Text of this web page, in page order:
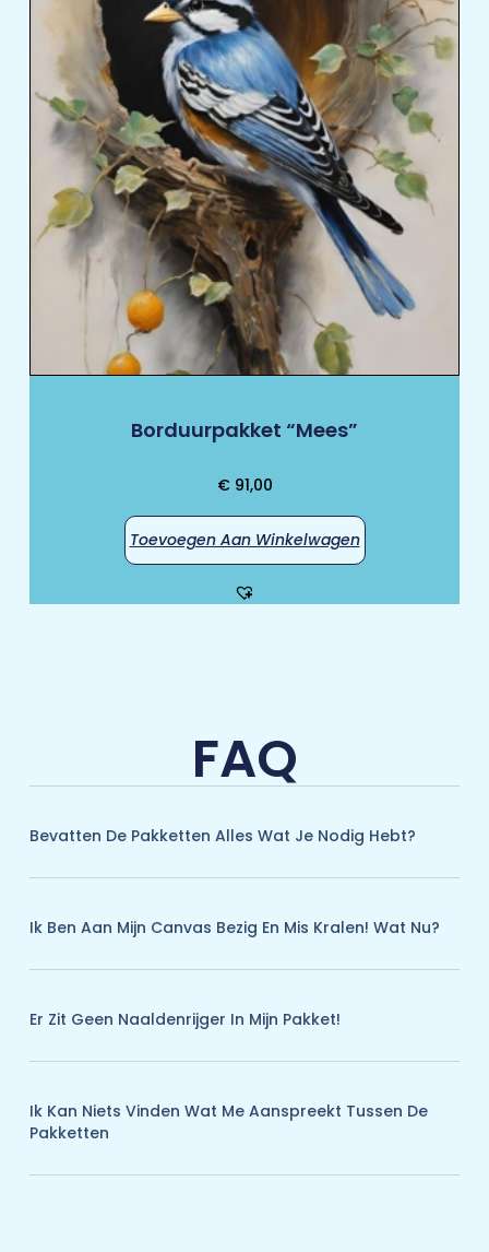
Borduurpakket “Mees”
€91,00
Toevoegen Aan Winkelwagen
FAQ
Bevatten De Pakketten Alles Wat Je Nodig Hebt?
Ik Ben Aan Mijn Canvas Bezig En Mis Kralen! Wat Nu?
Er Zit Geen Naaldenrijger In Mijn Pakket!
Ik Kan Niets Vinden Wat Me Aanspreekt Tussen De
Pakketten